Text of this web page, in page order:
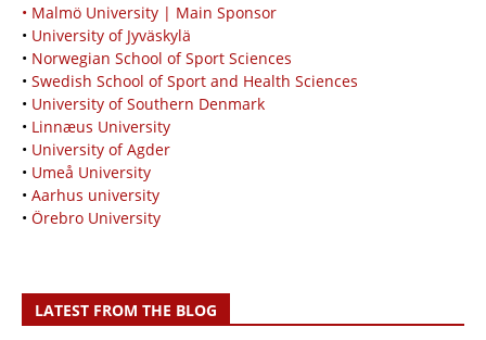
• Malmö University | Main Sponsor
• University of Jyväskylä
• Norwegian School of Sport Sciences
• Swedish School of Sport and Health Sciences
• University of Southern Denmark
• Linnæus University
• University of Agder
• Umeå University
• Aarhus university
• Örebro University
LATEST FROM THE BLOG